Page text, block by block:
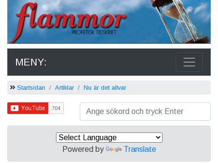
MENY:
Startsidan Artiklar Nu är det allvar
Powered by Translate